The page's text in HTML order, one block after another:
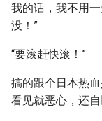
我的话，我不用
没！”
“要滚赶快滚！”
搞的跟个日本热
看见就恶心，还自